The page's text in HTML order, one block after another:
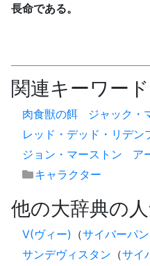
長命である。
関連キーワード
肉食獣の餌 ジャック・
レッド・デッド・リデン
ジョン・マーストン
ア
キャラクター
他の大辞典の
V(ヴィー) （サイバーパ
サンデヴィスタン （サイ